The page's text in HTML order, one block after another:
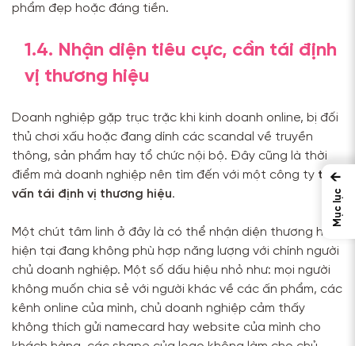
phẩm đẹp hoặc đáng tiền.
1.4. Nhận diện tiêu cực, cần tái định
vị thương hiệu
Doanh nghiệp gặp trục trặc khi kinh doanh online, bị đối
thủ chơi xấu hoặc đang dính các scandal về truyền
thông, sản phẩm hay tổ chức nội bộ. Đây cũng là thời
điểm mà doanh nghiệp nên tìm đến với một công ty tư
vấn tái định vị thương hiệu.
Một chút tâm linh ở đây là có thể nhận diện thương hiệu
hiện tại đang không phù hợp năng lượng với chính người
chủ doanh nghiệp. Một số dấu hiệu nhỏ như: mọi người
không muốn chia sẻ với người khác về các ấn phẩm, các
kênh online của mình, chủ doanh nghiệp cảm thấy
không thích gửi namecard hay website của mình cho
←
Mục lục